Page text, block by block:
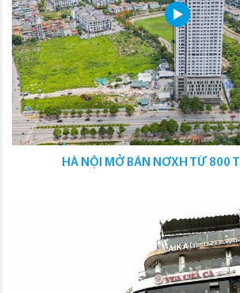
HÀ NỘI MỞ BÁN NƠXH TỪ 800